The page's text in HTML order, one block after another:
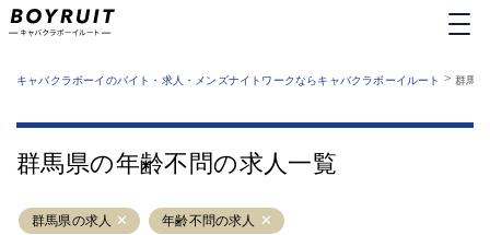
業種から探す
運営者情報
サイトマップ
キャバクラボーイのバイト・求人・メンズナイトワークならキャバクラボーイルート > 群馬
群馬県の年齢不問の求人一覧
群馬県の求人 年齢不問の求人
六本木
池袋
吉祥寺
練馬